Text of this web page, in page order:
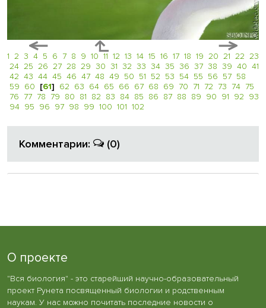
1 2 3 4 5 6 7 8 9 10 11 12 13 14 15 16 17 18 19 20 21 22 23
24 25 26 27 28 29 30 31 32 33 34 35 36 37 38 39 40 41
42 43 44 45 46 47 48 49 50 51 52 53 54 55 56 57 58
59 60 [61] 62 63 64 65 66 67 68 69 70 71 72 73 74 75
76 77 78 79 80 81 82 83 84 85 86 87 88 89 90 91 92 93
94 95 96 97 98 99 100 101 102
Комментарии: (0)
О проекте
"Вся биология" - это старейший научно-образовательный
проект Рунета посвященный биологии и родственным
наукам. У нас можно почитать последние новости о